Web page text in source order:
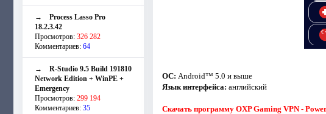
→ Process Lasso Pro
18.2.3.42
Просмотров: 326 282
Комментариев: 64
→ R-Studio 9.5 Build 191810
Network Edition + WinPE +
Emergency
Просмотров: 299 194
Комментариев: 35
ОС: Android™ 5.0 и выше
Язык интерфейса: английский
Скачать программу OXP Gaming VPN -